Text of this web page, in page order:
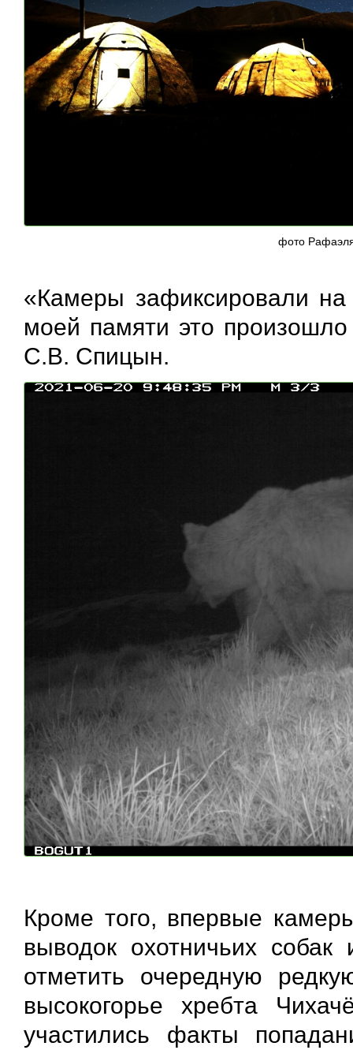
фото
«Камеры зафиксировали
моей памяти это
С.В. Спицын.
Кроме того, впервые
выводок охотничьих
отметить очередную
высокогорье хребта
участились факты